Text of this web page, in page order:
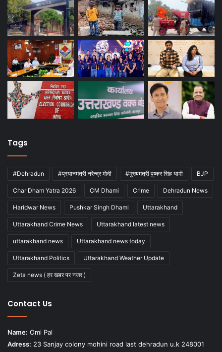
Tags
#Dehradun #प्रधानमंत्री नरेन्द्र मोदी #मुख्यमंत्री पुष्कर सिंह धामी BJP
Char Dham Yatra 2026 CM Dhami Crime Dehradun News
Haridwar News Pushkar Singh Dhami Uttarakhand
Uttarakhand Crime News Uttarakhand latest news
uttarakhand news Uttarakhand news today
Uttarakhand Politics Uttarakhand Weather Update
Zeta news ( हर खबर पर नजर )
Contact Us
Name: Omi Pal
Adress: 23 Sanjay colony mohini road last dehradun u.k 248001